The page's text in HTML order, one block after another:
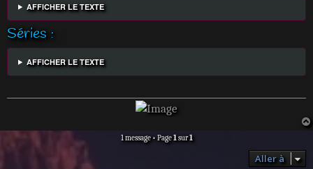
AFFICHER LE TEXTE
Séries :
AFFICHER LE TEXTE
1 message • Page1sur1
Aller à